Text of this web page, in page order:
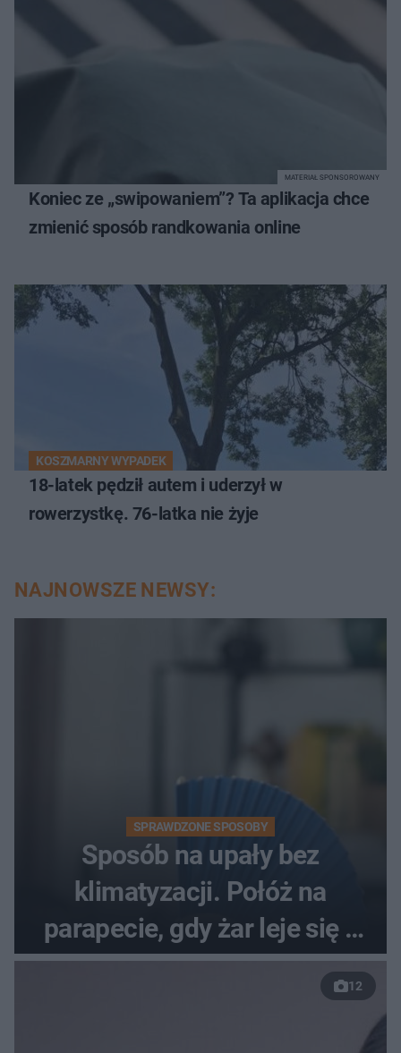
Koniec ze „swipowaniem”? Ta aplikacja chce
zmienić sposób randkowania online
MATERIAŁ SPONSOROWANY
KOSZMARNY WYPADEK
18-latek pędził autem i uderzył w
rowerzystkę. 76-latka nie żyje
NAJNOWSZE NEWSY:
SPRAWDZONE SPOSOBY
Sposób na upały bez
klimatyzacji. Połóż na
parapecie, gdy żar leje się z
nieba
12